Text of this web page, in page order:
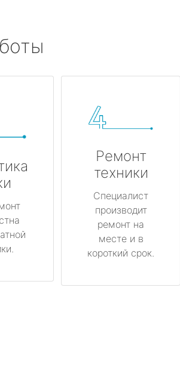
Ремонт
техники
Специалист
производит
ремонт на
месте и в
короткий срок.